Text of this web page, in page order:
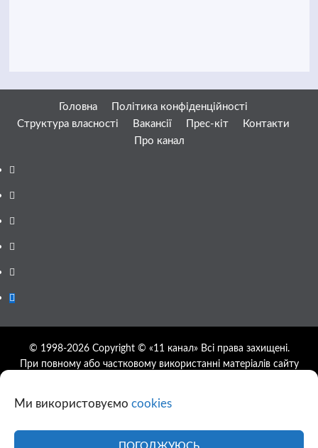
Ми використовуємо cookies
ПОГОДЖУЮСЬ
Головна
Політика конфіденційності
Структура власності
Вакансії Прес-кіт
Контакти
Про канал
Facebook
YouTube
Telegram
Instagram
Twitter
Google
© 1998-2026 Copyright © «11 канал» Всі права захищені.
При повному або частковому використанні матеріалів сайту
дозволяється за умови посилання на джерело та прямого